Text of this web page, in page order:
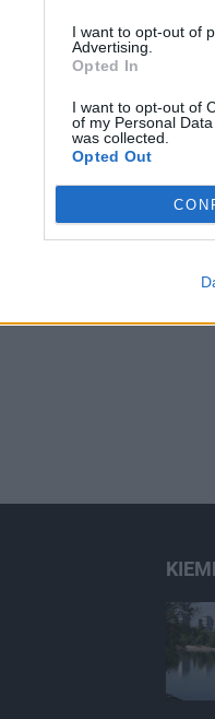
I want to opt-out of
Advertising.
Opted In
I want to opt-out of
of my Personal
was collected.
Opted Out